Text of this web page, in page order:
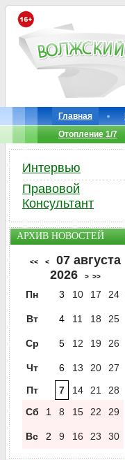
Главная
Отопление 1/7
Интервью
Правовой
Консультант
АРХИВ НОВОСТЕЙ
<< <
07 августа
2026
> >>
Пн 3 10 17 24
Вт 4 11 18 25
Ср 5 12 19 26
Чт 6 13 20
27
Пт
7 14 21
28
Сб
1 8 15 22 29
Вс 2 9 16 23 30